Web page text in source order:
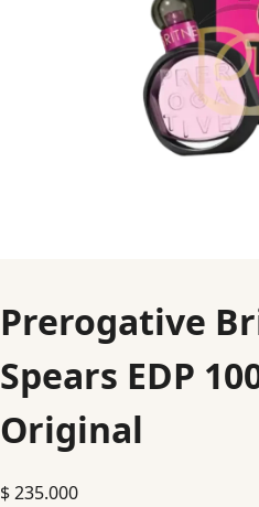
Prerogative
Spears EDP
Original
$235.000